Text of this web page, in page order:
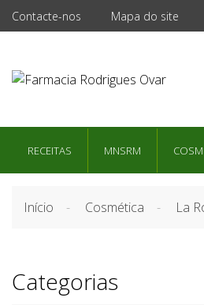
Contacte-nos Mapa do site
RECEITAS MNSRM
Início Cosmética La
Categorias